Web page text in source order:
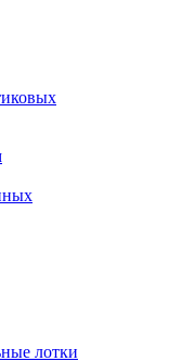
лотки